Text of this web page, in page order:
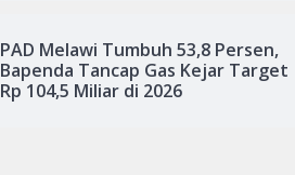
PAD Melawi Tumbuh 53,8 Persen,
Bapenda Tancap Gas Kejar Target
Rp 104,5 Miliar di 2026